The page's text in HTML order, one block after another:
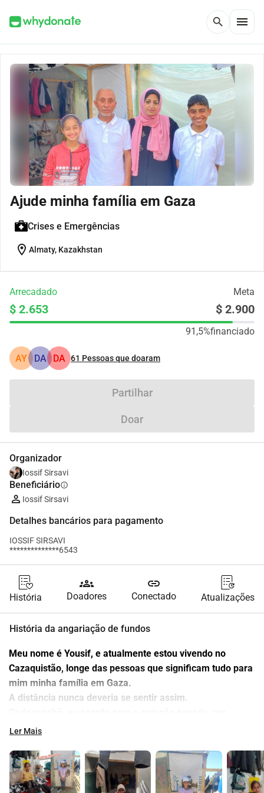
search menu
Ajude minha família em Gaza
Crises e Emergências
location_on Almaty, Kazakhstan
Arrecadado Meta
$ 2.653 $ 2.900
91,5%financiado
AY DA DA 61 Pessoas que doaram
Partilhar
Doar
Organizador
Iossif Sirsavi
Beneficiárioinfo
Iossif Sirsavi
Detalhes bancários para pagamento
IOSSIF SIRSAVI
**************6543
História
groups
Doadores
link
Conectado Atualizações
História da angariação de fundos
Meu nome é Yousif, e atualmente estou vivendo no
Cazaquistão, longe das pessoas que significam tudo para
mim minha família em Gaza.
A distância nunca deveria se sentir assim.
perguntando se minha família conseguiu passar a noite.
que algo terrível possa acontecer enquanto eu não estou
lá para protegê-los.
Ler Mais